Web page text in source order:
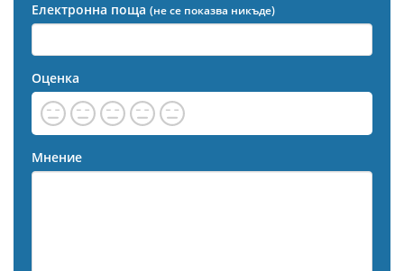
Електронна поща (не се показва никъде)
Оценка
Мнение